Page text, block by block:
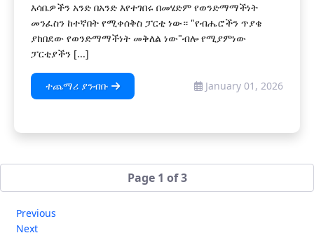
እሳቤዎችን አንድ በአንድ እየተገበሩ በመሄድም የወንድማማችነት
መንፈስን ከተኛበት የሚቀሰቅስ ፓርቲ ነው። "የብሔሮችን ጥያቄ
ያከበደው የወንድማማችነት መቅለል ነው"ብሎ የሚያምነው
ፓርቲያችን [...]
ተጨማሪ ያንብቡ January 01, 2026
Page 1 of 3
Previous
Next